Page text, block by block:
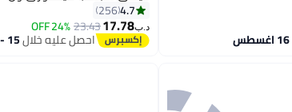
8
4.7
256
د.ب‏17.78
23.43
24% OFF
احصل عليه خلال15 - 16 اغسطس